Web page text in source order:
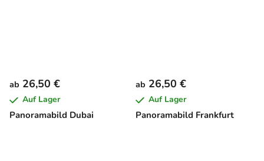
Panoramabild Dubai
ab 26,50 €
Auf Lager
Panoramabild Frankfurt
ab 26,50 €
Auf Lager